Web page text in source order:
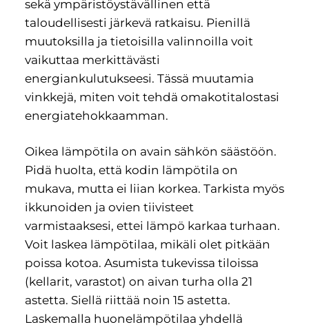
sekä ympäristöystävällinen että
taloudellisesti järkevä ratkaisu. Pienillä
muutoksilla ja tietoisilla valinnoilla voit
vaikuttaa merkittävästi
energiankulutukseesi. Tässä muutamia
vinkkejä, miten voit tehdä omakotitalostasi
energiatehokkaamman.
Oikea lämpötila on avain sähkön säästöön.
Pidä huolta, että kodin lämpötila on
mukava, mutta ei liian korkea. Tarkista myös
ikkunoiden ja ovien tiivisteet
varmistaaksesi, ettei lämpö karkaa turhaan.
Voit laskea lämpötilaa, mikäli olet pitkään
poissa kotoa. Asumista tukevissa tiloissa
(kellarit, varastot) on aivan turha olla 21
astetta. Siellä riittää noin 15 astetta.
Laskemalla huonelämpötilaa yhdellä